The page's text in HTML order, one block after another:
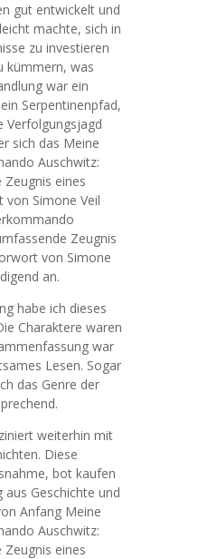
gut entwickelt und
machte, sich in
zu investieren
kümmern, was
war ein
Serpentinenpfad,
Verfolgungsjagd
sich das Meine
Auschwitz:
eines
von Simone Veil
Zeugnis
von Simone
an.
habe ich dieses
Charaktere waren
war
Lesen. Sogar
das Genre der
weiterhin mit
Diese
bot kaufen
Geschichte und
Anfang Meine
Auschwitz:
eines